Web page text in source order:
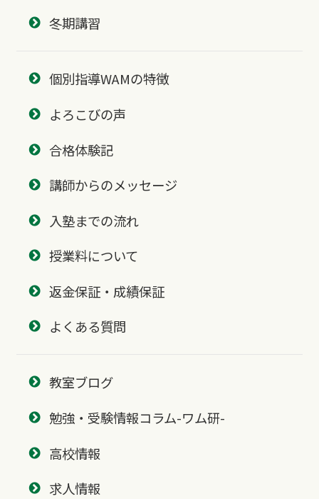
冬期講習
個別指導WAMの特徴
よろこびの声
合格体験記
講師からのメッセージ
入塾までの流れ
授業料について
返金保証・成績保証
よくある質問
教室ブログ
勉強・受験情報コラム-ワム研-
高校情報
求人情報